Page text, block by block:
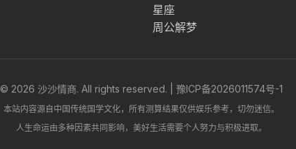
星座
周公解梦
© 2026 沙沙情商. All rights reserved. | 豫ICP备2026011574号-1
本站内容源自中国传统国学文化，所有测算结果仅供娱乐参考，切勿迷信。
人生命运由多种因素共同影响，美好生活需要个人努力与积极进取。